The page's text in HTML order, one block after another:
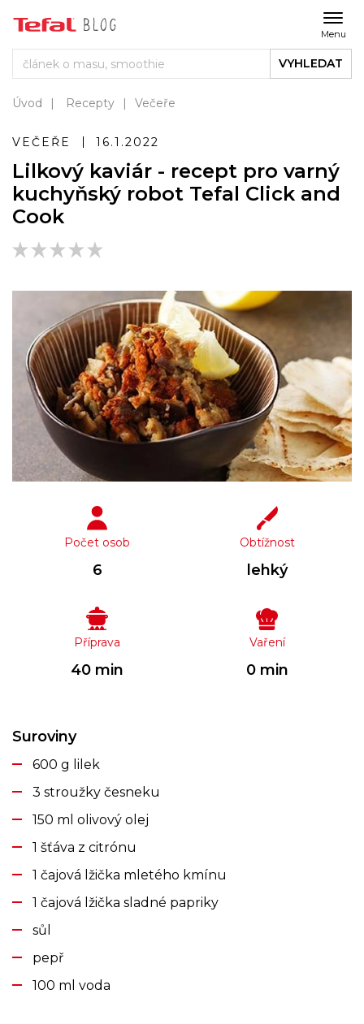
Menu
VYHLEDAT
Úvod Recepty Večeře
VEČEŘE 16.1.2022
Lilkový kaviár - recept pro varný
kuchyňský robot Tefal Click and
Cook
Počet osob
6
Obtížnost
lehký
Příprava
40 min
Vaření
0 min
Suroviny
600 g lilek
3 stroužky česneku
150 ml olivový olej
1 šťáva z citrónu
1 čajová lžička mletého kmínu
1 čajová lžička sladné papriky
sůl
pepř
100 ml voda